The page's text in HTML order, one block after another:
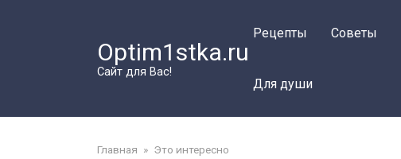
Optim1stka.ru
Сайт для Вас!
Рецепты Советы
Для души
Главная » Это интересно